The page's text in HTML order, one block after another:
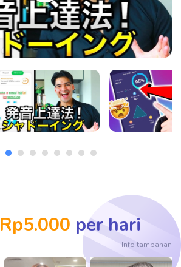
Rp5.000 per hari
Info tambahan